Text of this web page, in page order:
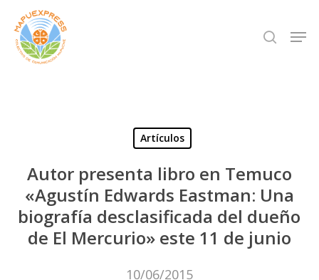
Skip
main
search
Artículos
Autor presenta libro en Temuco
«Agustín Edwards Eastman: Una
biografía desclasificada del dueño
de El Mercurio» este 11 de junio
10/06/2015
Close